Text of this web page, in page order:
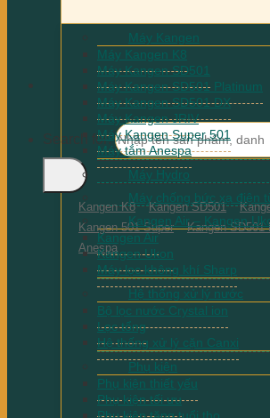
Search for:
Kangen K8 Kangen SD501
Kangen 501 Super
Kangen SD501
Anespa
Máy Kangen
Máy Kangen K8
Máy Kangen SD501
Máy Kangen SD501 Platinum
Máy Kangen SD501 DX
Máy Kangen JRIV
Máy Kangen Super 501
Máy tắm Anespa
Máy Hydro
Máy chống bức xạ điện
Kangen Air – Kangen
Kangen Air
Kangen Ukon
Máy lọc không khí Sharp
Hệ thống xử lý nước
Bộ lọc nước Crystal ion
Lọc tổng
Hệ thống xử lý cặn Canxi
Phụ kiện
Phụ kiện thiết yếu
Phụ kiện tối ưu